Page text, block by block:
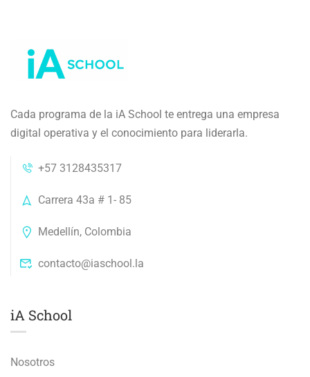
Cada programa de la iA School te entrega una empresa
digital operativa y el conocimiento para liderarla.
+57 3128435317
Carrera 43a # 1- 85
Medellín, Colombia
contacto@iaschool.la
iA School
Nosotros